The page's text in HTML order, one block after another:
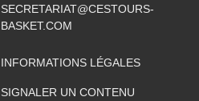
SECRETARIAT@CESTOURS-
BASKET.COM
INFORMATIONS LÉGALES
SIGNALER UN CONTENU